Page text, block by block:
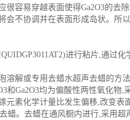
很容易穿越表面使得Ga2O3的去
会不协调并在表面形成岛状。所
进行粘片,通过
溶解或专用去蜡水超声去蜡的方
和Ga2O3均为偏酸性两性氧化物,
元素化学计量比发生偏移,改变表
蜡。去蜡在通风橱内进行,采用超